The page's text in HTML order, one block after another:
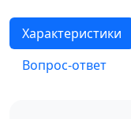
Характеристики
Вопрос-ответ